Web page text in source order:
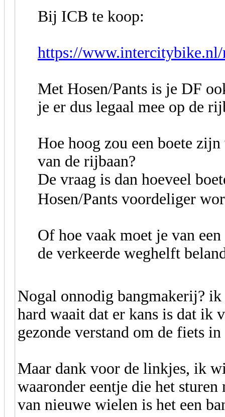
Bij ICB te koop:
https://www.intercitybike.nl/
Met Hosen/Pants is je DF
je er dus legaal mee op de
Hoe hoog zou een boete
van de rijbaan?
De vraag is dan hoeveel
Hosen/Pants voordeliger
Of hoe vaak moet je van
de verkeerde weghelft
Nogal onnodig bangmakerij?
hard waait dat er kans is dat ik
gezonde verstand om de fiets
Maar dank voor de linkjes, ik
waaronder eentje die het
van nieuwe wielen is het een